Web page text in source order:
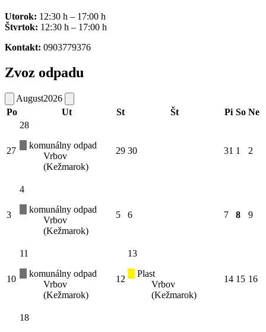
Utorok: 12:30 h – 17:00 h
Štvrtok: 12:30 h – 17:00 h
Kontakt: 0903779376
Zvoz odpadu
August2026
Po
Ut St Št Pi So Ne
27
28
komunálny odpad
Vrbov
(Kežmarok)
29 30 31 1 2
3
4
komunálny odpad
Vrbov
(Kežmarok)
5 6 7 8 9
10
11
komunálny odpad
Vrbov
(Kežmarok)
12
13
Plast
Vrbov
(Kežmarok)
14 15 16
18